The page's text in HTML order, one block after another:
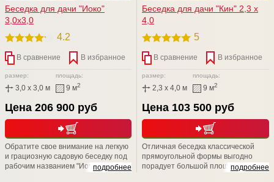
Беседка для дачи "Иоко"
3,0х3,0
4.2
В сравнение В избранное
размер:
3,0 x 3,0 м
площадь:
9 м2
Цена 206 900 руб
подробнее
Обратите свое внимание на легкую
и грациозную садовую беседку под
рабочим названием "Иоко". Данная
Беседка для дачи "Кин" 2,3 х
4,0
5
В сравнение В избранное
размер:
2,3 x 4,0 м
площадь:
9 м2
Цена 103 500 руб
подробнее
Отличная беседка классической
прямоугольной формы выгодно
порадует большой площадью и